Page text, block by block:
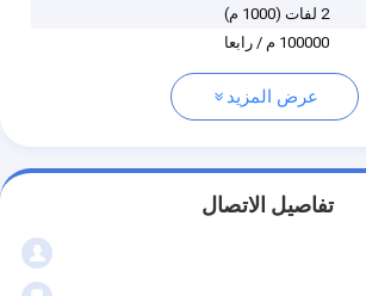
2 لفات (1000 م)
100000 م / رابعا
عرض المزيد
تفاصيل الاتصال